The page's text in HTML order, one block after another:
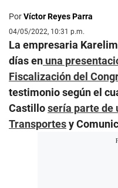
minutes,
14
seconds
PorVíctor Reyes Parra
04/05/2022, 10:31 p.m.
La empresaria
días en una
Fiscalización del
testimonio según el
Castillosería parte de
Transportesy